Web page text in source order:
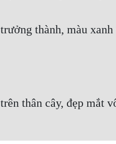
thành, màu
thân cây, đẹp mắt